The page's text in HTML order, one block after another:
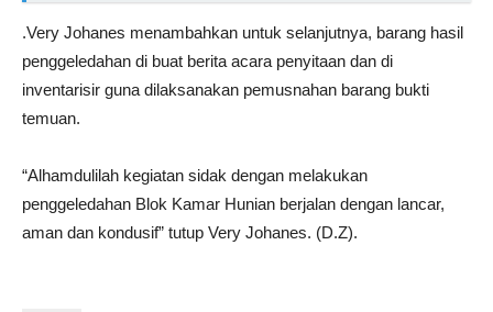
.Very Johanes menambahkan untuk selanjutnya, barang hasil
penggeledahan di buat berita acara penyitaan dan di
inventarisir guna dilaksanakan pemusnahan barang bukti
temuan.
“Alhamdulilah kegiatan sidak dengan melakukan
penggeledahan Blok Kamar Hunian berjalan dengan lancar,
aman dan kondusif” tutup Very Johanes. (D.Z).